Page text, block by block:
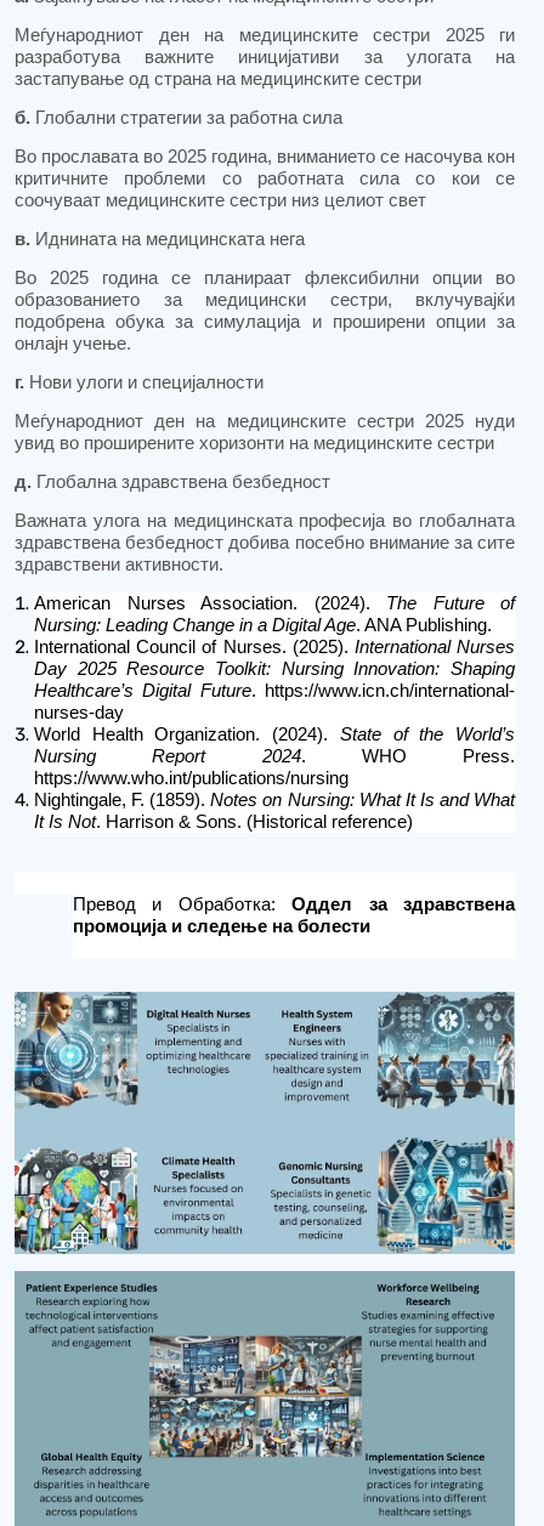
Меѓународниот ден на медицинските сестри 2025 ги
разработува важните иницијативи за улогата на
застапување од страна на медицинските сестри
б. Глобални стратегии за работна сила
Во прославата во 2025 година, вниманието се насочува кон
критичните проблеми со работната сила со кои се
соочуваат медицинските сестри низ целиот свет
в. Иднината на медицинската нега
Во 2025 година се планираат флексибилни опции во
образованието за медицински сестри, вклучувајќи
подобрена обука за симулација и проширени опции за
онлајн учење.
г. Нови улоги и специјалности
Меѓународниот ден на медицинските сестри 2025 нуди
увид во проширените хоризонти на медицинските сестри
д. Глобална здравствена безбедност
Важната улога на медицинската професија во глобалната
здравствена безбедност добива посебно внимание за сите
здравствени активности.
American Nurses Association. (2024). The Future of
Nursing: Leading Change in a Digital Age. ANA Publishing.
International Council of Nurses. (2025). International Nurses
Day 2025 Resource Toolkit: Nursing Innovation: Shaping
Healthcare’s Digital Future. https://www.icn.ch/international-
nurses-day
World Health Organization. (2024). State of the World’s
Nursing Report 2024. WHO Press.
https://www.who.int/publications/nursing
Nightingale, F. (1859).Notes on Nursing: What It Is and What
It Is Not. Harrison & Sons. (Historical reference)
Превод и Обработка: Оддел за здравствена
промоција и следење на болести